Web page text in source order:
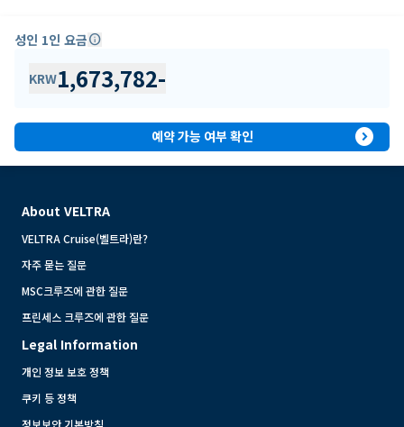
성인 1인 요금info
KRW1,673,782-
예약 가능 여부 확인 expand_circle_right
About VELTRA
VELTRA Cruise(벨트라)란?
자주 묻는 질문
MSC크루즈에 관한 질문
프린세스 크루즈에 관한 질문
Legal Information
개인 정보 보호 정책
쿠키 등 정책
정보보안 기본방침